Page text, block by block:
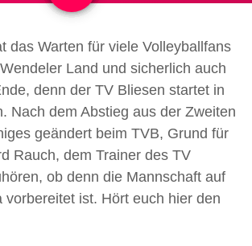
das Warten für viele Volleyballfans
Land und sicherlich auch
denn der TV Bliesen startet in
Nach dem Abstieg aus der Zweiten
geändert beim TVB, Grund für
Rauch, dem Trainer des TV
ob denn die Mannschaft auf
vorbereitet ist. Hört euch hier den